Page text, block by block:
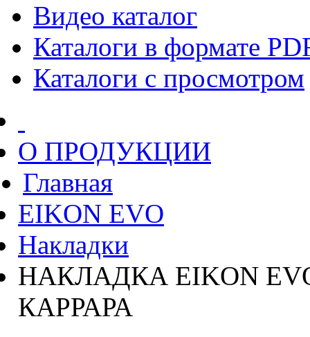
Видео каталог
Каталоги в формате
Каталоги с просмотром
О ПРОДУКЦИИ
Главная
EIKON EVO
Накладки
НАКЛАДКА EIKON
КАРРАРА